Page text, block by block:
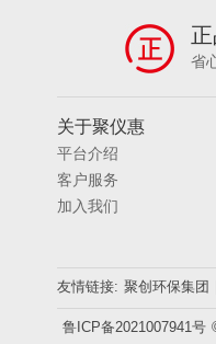
省
关于聚仪惠
平台介绍
客户服务
加入我们
友情链接: 聚创环保集团
鲁ICP备2021007941号